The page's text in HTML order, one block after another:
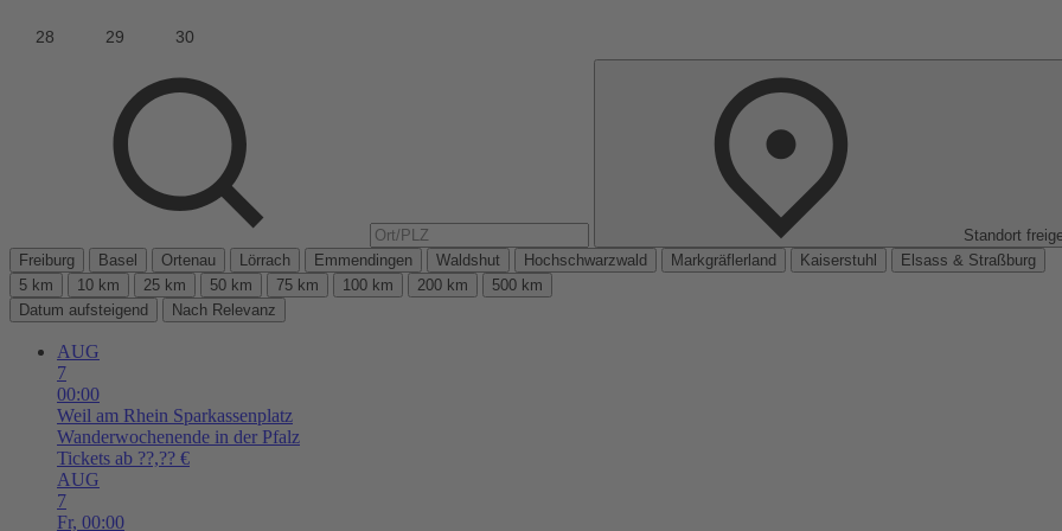
Standort
Freiburg
Basel Ortenau Lörrach Emmendingen Waldshut Hochschwarzwald Markgräflerland Kaiserstuhl
Elsass & Straßburg
5 km
10 km 25 km 50 km 75 km 100 km 200 km
500 km
Datum aufsteigend
Nach Relevanz
AUG
7
00:00
Weil am Rhein Sparkassenplatz
Wanderwochenende in der Pfalz
Tickets ab ??,?? €
AUG
7
Fr, 00:00